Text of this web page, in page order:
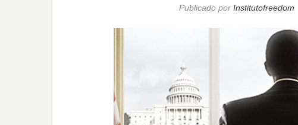
Publicado por Institutofreedom